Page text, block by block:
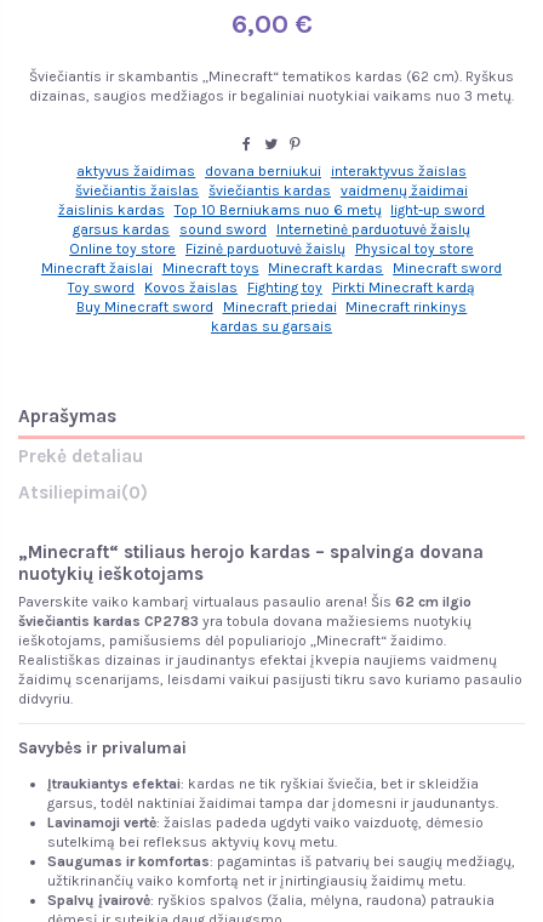
6,00 €
Šviečiantis ir skambantis „Minecraft“ tematikos kardas (62 cm). Ryškus
dizainas, saugios medžiagos ir begaliniai nuotykiai vaikams nuo 3 metų.
aktyvus žaidimas dovana berniukui
interaktyvus žaislas
šviečiantis žaislas
šviečiantis kardas
vaidmenų žaidimai
žaislinis kardas
Top 10 Berniukams nuo 6 metų
light-up sword
garsus kardas
sound sword
Internetinė parduotuvė žaislų
Online toy store
Fizinė parduotuvė žaislų
Physical toy store
Minecraft žaislai
Minecraft toys Minecraft kardas
Minecraft sword
Toy sword
Kovos žaislas Fighting toy
Pirkti Minecraft kardą
Buy Minecraft sword
Minecraft priedai
Minecraft rinkinys
kardas su garsais
Aprašymas
Prekė detaliau
Atsiliepimai(0)
„Minecraft“ stiliaus herojo kardas – spalvinga dovana
nuotykių ieškotojams
Paverskite vaiko kambarį virtualaus pasaulio arena! Šis 62 cm ilgio
šviečiantis kardas CP2783 yra tobula dovana mažiesiems nuotykių
ieškotojams, pamišusiems dėl populiariojo „Minecraft“ žaidimo.
Realistiškas dizainas ir jaudinantys efektai įkvepia naujiems vaidmenų
žaidimų scenarijams, leisdami vaikui pasijusti tikru savo kuriamo pasaulio
didvyriu.
Savybės ir privalumai
Įtraukiantys efektai: kardas ne tik ryškiai šviečia, bet ir skleidžia
garsus, todėl naktiniai žaidimai tampa dar įdomesni ir jaudunantys.
Lavinamoji vertė: žaislas padeda ugdyti vaiko vaizduotę, dėmesio
sutelkimą bei refleksus aktyvių kovų metu.
Saugumas ir komfortas: pagamintas iš patvarių bei saugių medžiagų,
užtikrinančių vaiko komfortą net ir įnirtingiausių žaidimų metu.
Spalvų įvairovė: ryškios spalvos (žalia, mėlyna, raudona) patraukia